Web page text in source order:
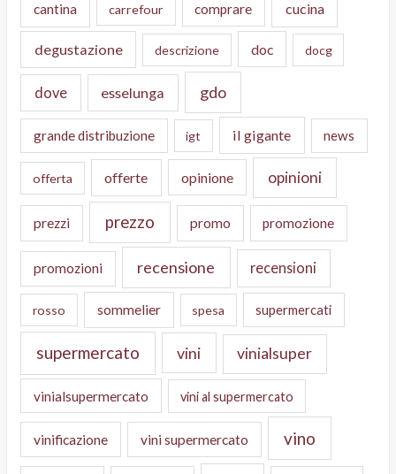
cantina carrefour comprare cucina
degustazione descrizione doc docg
dove esselunga gdo
grande distribuzione igt il gigante news
offerta offerte opinione opinioni
prezzi prezzo promo promozione
promozioni recensione recensioni
rosso sommelier spesa supermercati
supermercato vini vinialsuper
vinialsupermercato vini al supermercato
vinificazione vini supermercato vino